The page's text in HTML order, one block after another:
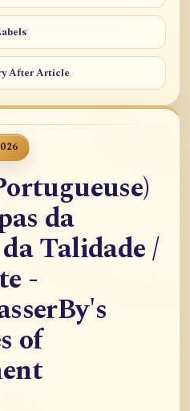
After Article
da
Talidade /
-
of